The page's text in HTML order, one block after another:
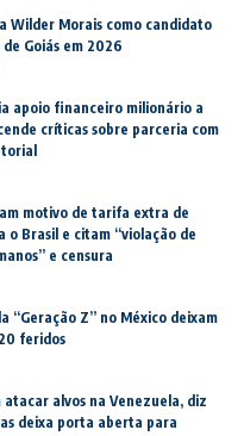
Wilder Morais como candidato
Goiás em 2026
apoio financeiro milionário a
críticas sobre parceria com
motivo de tarifa extra de
o Brasil e citam “violação de
e censura
“Geração Z” no México deixam
feridos
atacar alvos na Venezuela, diz
deixa porta aberta para